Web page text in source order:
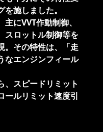
施しました。
にVVT作動制御、
スロットル制御等を
。その特性は、「走
なエンジンフィール
、スピードリミット
ールリミット速度引